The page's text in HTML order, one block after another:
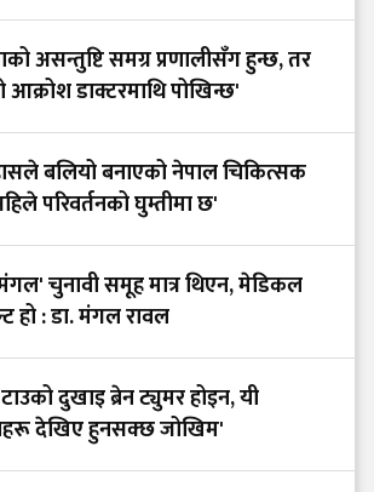
असन्तुष्टि समग्र प्रणालीसँग हुन्छ, तर
आक्रोश डाक्टरमाथि पोखिन्छ'
बलियो बनाएको नेपाल चिकित्सक
परिवर्तनको घुम्तीमा छ'
चुनावी समूह मात्र थिएन, मेडिकल
हो : डा. मंगल रावल
दुखाइ ब्रेन ट्युमर होइन, यी
देखिए हुनसक्छ जोखिम'